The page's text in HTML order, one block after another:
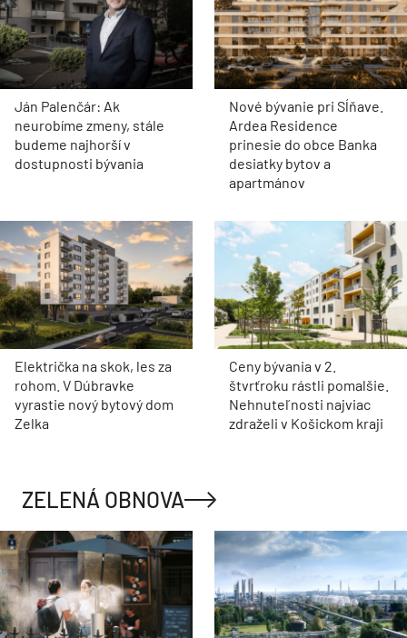
Ján Palenčár: Ak
neurobíme zmeny, stále
budeme najhorší v
dostupnosti bývania
Nové bývanie pri Sĺňave.
Ardea Residence
prinesie do obce Banka
desiatky bytov a
apartmánov
Električka na skok, les za
rohom. V Dúbravke
vyrastie nový bytový dom
Zelka
Ceny bývania v 2.
štvrťroku rástli pomalšie.
Nehnuteľnosti najviac
zdraželi v Košickom kraji
ZELENÁ OBNOVA